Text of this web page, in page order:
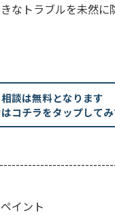
なトラブルを未然に
相談は無料となります
コチラをタップして
イント